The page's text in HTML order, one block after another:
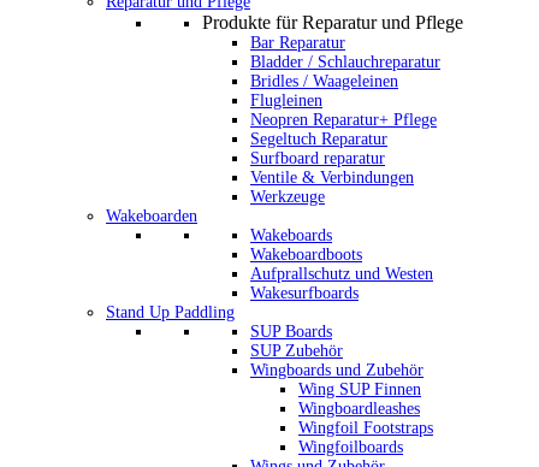
Produkte für Reparatur und Pflege
Bar Reparatur
Bladder / Schlauchreparatur
Bridles / Waageleinen
Flugleinen
Neopren Reparatur+ Pflege
Segeltuch Reparatur
Surfboard reparatur
Ventile & Verbindungen
Werkzeuge
Wakeboarden
Wakeboards
Wakeboardboots
Aufprallschutz und Westen
Wakesurfboards
Stand Up Paddling
SUP Boards
SUP Zubehör
Wingboards und Zubehör
Wing SUP Finnen
Wingboardleashes
Wingfoil Footstraps
Wingfoilboards